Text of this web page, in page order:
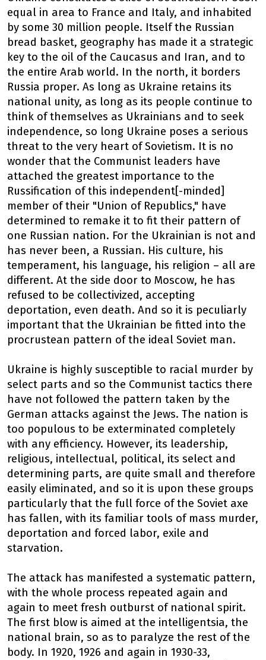
equal in area to France and Italy, and inhabited
by some 30 million people. Itself the Russian
bread basket, geography has made it a strategic
key to the oil of the Caucasus and Iran, and to
the entire Arab world. In the north, it borders
Russia proper. As long as Ukraine retains its
national unity, as long as its people continue to
think of themselves as Ukrainians and to seek
independence, so long Ukraine poses a serious
threat to the very heart of Sovietism. It is no
wonder that the Communist leaders have
attached the greatest importance to the
Russification of this independent[-minded]
member of their "Union of Republics," have
determined to remake it to fit their pattern of
one Russian nation. For the Ukrainian is not and
has never been, a Russian. His culture, his
temperament, his language, his religion – all are
different. At the side door to Moscow, he has
refused to be collectivized, accepting
deportation, even death. And so it is peculiarly
important that the Ukrainian be fitted into the
procrustean pattern of the ideal Soviet man.
Ukraine is highly susceptible to racial murder by
select parts and so the Communist tactics there
have not followed the pattern taken by the
German attacks against the Jews. The nation is
too populous to be exterminated completely
with any efficiency. However, its leadership,
religious, intellectual, political, its select and
determining parts, are quite small and therefore
easily eliminated, and so it is upon these groups
particularly that the full force of the Soviet axe
has fallen, with its familiar tools of mass murder,
deportation and forced labor, exile and
starvation.
The attack has manifested a systematic pattern,
with the whole process repeated again and
again to meet fresh outburst of national spirit.
The first blow is aimed at the intelligentsia, the
national brain, so as to paralyze the rest of the
body. In 1920, 1926 and again in 1930-33,